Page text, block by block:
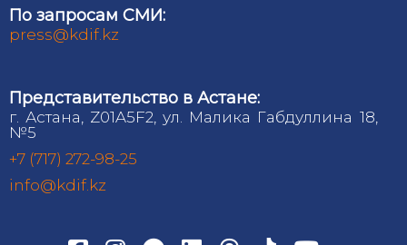
По запросам СМИ:
press@kdif.kz
Представительство в Астане:
г. Астана, Z01A5F2, ул. Малика Габдуллина 18,
№5
+7 (717) 272-98-25
info@kdif.kz